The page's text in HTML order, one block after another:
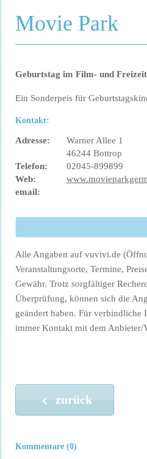
Movie Park
Geburtstag im Film- und
Ein Sonderpeis für
Kontakt:
Adresse:
Warner Allee 1
46244 Bottrop
Telefon:
02045-899899
Web:
email:
Alle Angaben auf vuvivi.de
Veranstaltungsorte, Termine,
Gewähr. Trotz sorgfältiger
Überprüfung, können sich die
geändert haben. Für verbindliche
immer Kontakt mit dem Anbieter/
zurück
Kommentare (0)